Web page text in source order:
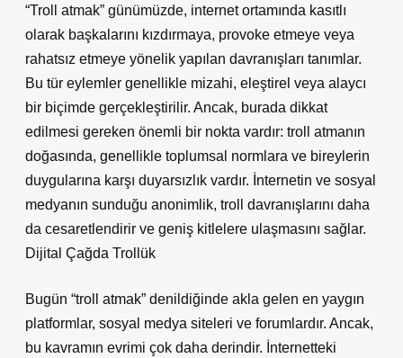
“Troll atmak” günümüzde, internet ortamında kasıtlı
olarak başkalarını kızdırmaya, provoke etmeye veya
rahatsız etmeye yönelik yapılan davranışları tanımlar.
Bu tür eylemler genellikle mizahi, eleştirel veya alaycı
bir biçimde gerçekleştirilir. Ancak, burada dikkat
edilmesi gereken önemli bir nokta vardır: troll atmanın
doğasında, genellikle toplumsal normlara ve bireylerin
duygularına karşı duyarsızlık vardır. İnternetin ve sosyal
medyanın sunduğu anonimlik, troll davranışlarını daha
da cesaretlendirir ve geniş kitlelere ulaşmasını sağlar.
Dijital Çağda Trollük
Bugün “troll atmak” denildiğinde akla gelen en yaygın
platformlar, sosyal medya siteleri ve forumlardır. Ancak,
bu kavramın evrimi çok daha derindir. İnternetteki